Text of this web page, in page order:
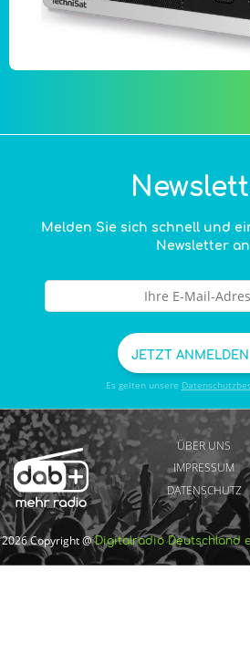
Melden Sie sich schnell und
Newsletter
JETZT ANMELDEN
Es gelten unsere
ÜBER UNS
IMPRESSUM
DATENSCHUTZ
2026 Copyright @Digitalradio Deutschland